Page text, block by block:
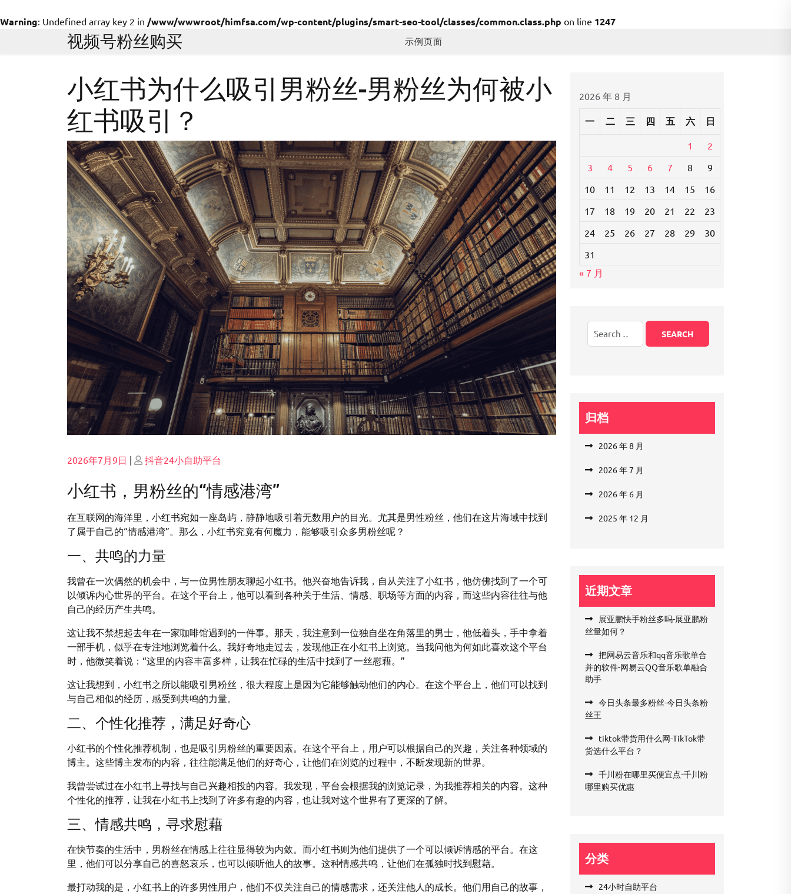
Warning: Undefined array key 2 in /www/wwwroot/himfsa.com/wp-content/plugins/smart-seo-tool/classes/common.class.php on line 1247
视频号粉丝购买 示例页面
小红书为什么吸引男粉丝-男粉丝为何被小
红书吸引？
Posted
2026年7月9日 | Posted
抖音24小自助平台
小红书，男粉丝的“情感港湾”
在互联网的海洋里，小红书宛如一座岛屿，静静地吸引着无数用户的目光。尤其是男性粉丝，他们在这片海域中找到
了属于自己的“情感港湾”。那么，小红书究竟有何魔力，能够吸引众多男粉丝呢？
一、共鸣的力量
我曾在一次偶然的机会中，与一位男性朋友聊起小红书。他兴奋地告诉我，自从关注了小红书，他仿佛找到了一个可
以倾诉内心世界的平台。在这个平台上，他可以看到各种关于生活、情感、职场等方面的内容，而这些内容往往与他
自己的经历产生共鸣。
这让我不禁想起去年在一家咖啡馆遇到的一件事。那天，我注意到一位独自坐在角落里的男士，他低着头，手中拿着
一部手机，似乎在专注地浏览着什么。我好奇地走过去，发现他正在小红书上浏览。当我问他为何如此喜欢这个平台
时，他微笑着说：“这里的内容丰富多样，让我在忙碌的生活中找到了一丝慰藉。”
这让我想到，小红书之所以能吸引男粉丝，很大程度上是因为它能够触动他们的内心。在这个平台上，他们可以找到
与自己相似的经历，感受到共鸣的力量。
二、个性化推荐，满足好奇心
小红书的个性化推荐机制，也是吸引男粉丝的重要因素。在这个平台上，用户可以根据自己的兴趣，关注各种领域的
博主。这些博主发布的内容，往往能满足他们的好奇心，让他们在浏览的过程中，不断发现新的世界。
我曾尝试过在小红书上寻找与自己兴趣相投的内容。我发现，平台会根据我的浏览记录，为我推荐相关的内容。这种
个性化的推荐，让我在小红书上找到了许多有趣的内容，也让我对这个世界有了更深的了解。
三、情感共鸣，寻求慰藉
在快节奏的生活中，男粉丝在情感上往往显得较为内敛。而小红书则为他们提供了一个可以倾诉情感的平台。在这
里，他们可以分享自己的喜怒哀乐，也可以倾听他人的故事。这种情感共鸣，让他们在孤独时找到慰藉。
最打动我的是，小红书上的许多男性用户，他们不仅关注自己的情感需求，还关注他人的成长。他们用自己的故事，
2026 年 8 月
一 二 三 四 五 六 日
1
2
3
4 5 6 7 8
9
10
11 12 13 14 15
16
17
18 19 20 21 22
23
24
25 26 27 28 29
30
31
« 7 月
归档
2026 年 8 月
2026 年 7 月
2026 年 6 月
2025 年 12 月
近期文章
展亚鹏快手粉丝多吗-展亚鹏粉
丝量如何？
把网易云音乐和qq音乐歌单合
并的软件-网易云QQ音乐歌单融合
助手
今日头条最多粉丝-今日头条粉
丝王
tiktok带货用什么网-TikTok带
货选什么平台？
千川粉在哪里买便宜点-千川粉
哪里购买优惠
分类
24小时自助平台